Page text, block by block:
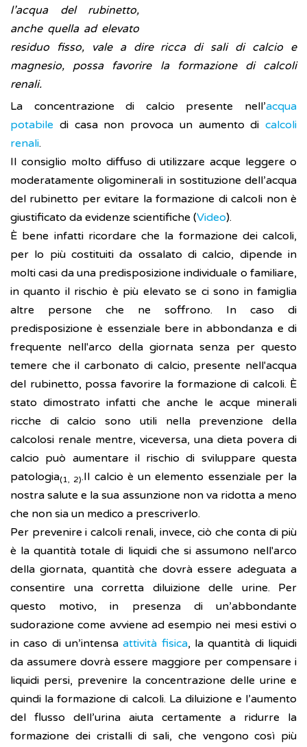
l’acqua del rubinetto,
anche quella ad elevato
residuo fisso, vale a dire ricca di sali di calcio e
magnesio, possa favorire la formazione di calcoli
renali.
La concentrazione di calcio presente nell’acqua
potabile di casa non provoca un aumento di calcoli
renali.
Il consiglio molto diffuso di utilizzare acque leggere o
moderatamente oligominerali in sostituzione dell’acqua
del rubinetto per evitare la formazione di calcoli non è
giustificato da evidenze scientifiche (Video).
È bene infatti ricordare che la formazione dei calcoli,
per lo più costituiti da ossalato di calcio, dipende in
molti casi da una predisposizione individuale o familiare,
in quanto il rischio è più elevato se ci sono in famiglia
altre persone che ne soffrono. In caso di
predisposizione è essenziale bere in abbondanza e di
frequente nell'arco della giornata senza per questo
temere che il carbonato di calcio, presente nell'acqua
del rubinetto, possa favorire la formazione di calcoli. È
stato dimostrato infatti che anche le acque minerali
ricche di calcio sono utili nella prevenzione della
calcolosi renale mentre, viceversa, una dieta povera di
calcio può aumentare il rischio di sviluppare questa
patologia(1, 2).Il calcio è un elemento essenziale per la
nostra salute e la sua assunzione non va ridotta a meno
che non sia un medico a prescriverlo.
Per prevenire i calcoli renali, invece, ciò che conta di più
è la quantità totale di liquidi che si assumono nell'arco
della giornata, quantità che dovrà essere adeguata a
consentire una corretta diluizione delle urine. Per
questo motivo, in presenza di un’abbondante
sudorazione come avviene ad esempio nei mesi estivi o
in caso di un’intensaattività fisica, la quantità di liquidi
da assumere dovrà essere maggiore per compensare i
liquidi persi, prevenire la concentrazione delle urine e
quindi la formazione di calcoli. La diluizione e l’aumento
del flusso dell’urina aiuta certamente a ridurre la
formazione dei cristalli di sali, che vengono così più